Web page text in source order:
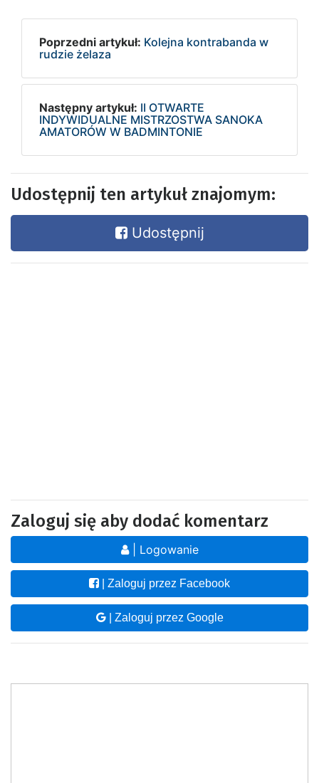
Poprzedni artykuł: Kolejna kontrabanda w
rudzie żelaza
Następny artykuł: II OTWARTE
INDYWIDUALNE MISTRZOSTWA SANOKA
AMATORÓW W BADMINTONIE
Udostępnij ten artykuł znajomym:
Udostępnij
Zaloguj się aby dodać komentarz
| Logowanie
| Zaloguj przez Facebook
| Zaloguj przez Google